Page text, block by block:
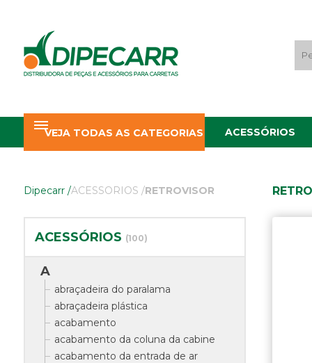
VEJA TODAS AS CATEGORIAS ACESSÓRIOS
Dipecarr /ACESSORIOS /RETROVISOR
ACESSÓRIOS (100)
A
abraçadeira do paralama
abraçadeira plástica
acabamento
acabamento da coluna da cabine
acabamento da entrada de ar